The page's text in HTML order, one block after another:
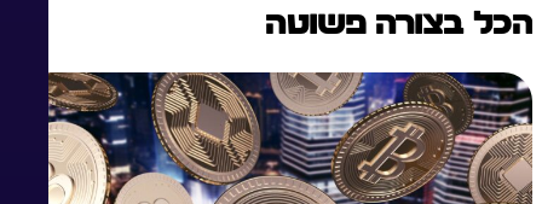
הכל בצורה פשוטה